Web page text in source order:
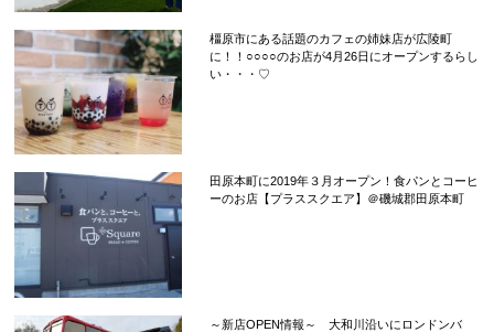
橿原市にある話題のカフェの姉妹店が広陵町
に！！○○○○のお店が4月26日にオープンするらし
い・・・♡
田原本町に2019年３月オープン！食パンとコーヒ
ーのお店【プラススクエア】＠磯城郡田原本町
～新店OPEN情報～ 大和川沿いにロンドンバ